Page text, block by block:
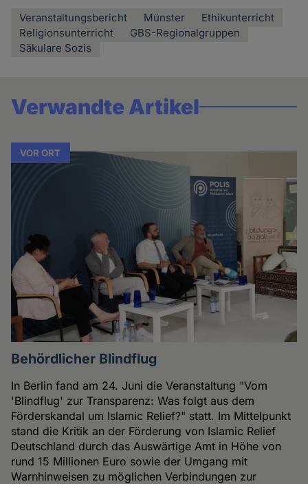
Veranstaltungsbericht Münster
Ethikunterricht
Religionsunterricht
GBS-Regionalgruppen
Säkulare Sozis
Verwandte Artikel
VOR ORT
Behördlicher Blindflug
In Berlin fand am 24. Juni die Veranstaltung "Vom
'Blindflug' zur Transparenz: Was folgt aus dem
Förderskandal um Islamic Relief?" statt. Im Mittelpunkt
stand die Kritik an der Förderung von Islamic Relief
Deutschland durch das Auswärtige Amt in Höhe von
rund 15 Millionen Euro sowie der Umgang mit
Warnhinweisen zu möglichen Verbindungen zur